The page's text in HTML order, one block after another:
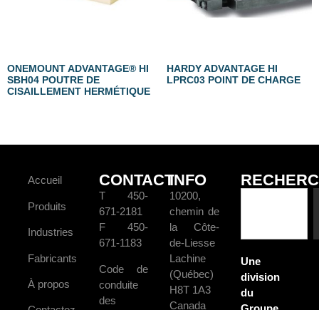
ONEMOUNT ADVANTAGE® HI
SBH04 POUTRE DE
CISAILLEMENT HERMÉTIQUE
HARDY ADVANTAGE HI
LPRC03 POINT DE CHARGE
Accueil
Produits
Industries
Fabricants
À propos
CONTACT
T 450-
671-2181
F 450-
671-1183
Code de
conduite
des
INFO
10200,
chemin de
la Côte-
de-Liesse
Lachine
(Québec)
H8T 1A3
Canada
Une
division
du